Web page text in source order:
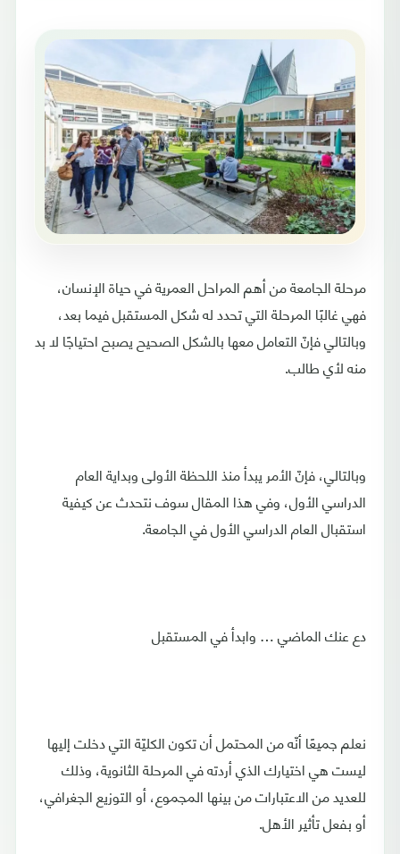
مرحلة الجامعة من أهم المراحل العمرية في حياة الإنسان،
فهي غالبًا المرحلة التي تحدد له شكل المستقبل فيما بعد،
وبالتالي فإنّ التعامل معها بالشكل الصحيح يصبح احتياجًا لا بد
منه لأي طالب.
وبالتالي، فإنّ الأمر يبدأ منذ اللحظة الأولى وبداية العام
الدراسي الأول، وفي هذا المقال سوف نتحدث عن كيفية
استقبال العام الدراسي الأول في الجامعة.
دع عنك الماضي … وابدأ في المستقبل
نعلم جميعًا أنّه من المحتمل أن تكون الكليّة التي دخلت إليها
ليست هي اختيارك الذي أردته في المرحلة الثانوية، وذلك
للعديد من الاعتبارات من بينها المجموع، أو التوزيع الجغرافي،
أو بفعل تأثير الأهل.